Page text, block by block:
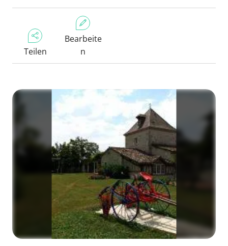
Teilen
Bearbeite
n